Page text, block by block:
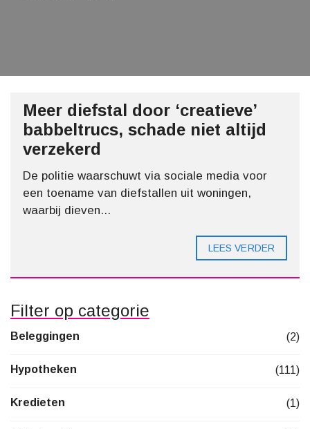
Meer diefstal door ‘creatieve’
babbeltrucs, schade niet altijd
verzekerd
De politie waarschuwt via sociale media voor
een toename van diefstallen uit woningen,
waarbij dieven...
LEES VERDER
Filter op categorie
Beleggingen (2)
Hypotheken (111)
Kredieten (1)